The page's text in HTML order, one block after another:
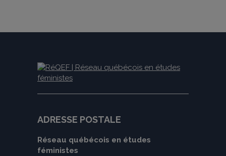
ADRESSE POSTALE
Réseau québécois en études
féministes